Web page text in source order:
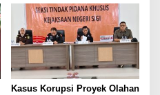
Kasus Korupsi Proyek Olahan